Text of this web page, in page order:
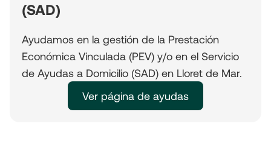
(SAD)
Ayudamos en la gestión de la Prestación
Económica Vinculada (PEV) y/o en el Servicio
de Ayudas a Domicilio (SAD) en Lloret de Mar.
Ver página de ayudas